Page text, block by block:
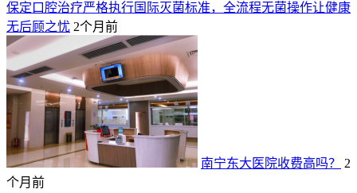
保定口腔治疗严格执行国际灭菌标准，全流程无菌操作让健康
无后顾之忧 2个月前
南宁东大医院收费高吗？
2
个月前